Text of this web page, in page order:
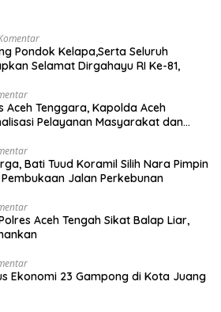
Pondok Kelapa,Serta Seluruh
Selamat Dirgahayu RI Ke-81,
Aceh Tenggara, Kapolda Aceh
Pelayanan Masyarakat dan
Bati Tuud Koramil Silih Nara Pimpin
Jalan Perkebunan
Aceh Tengah Sikat Balap Liar,
Ekonomi 23 Gampong di Kota Juang